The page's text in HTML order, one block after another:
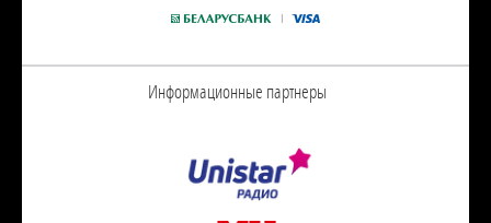
Информационные партнеры